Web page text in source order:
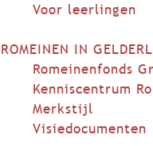
Voor leerlingen
ROMEINEN IN
Romeinenfonds
Kenniscentrum
Merkstijl
Visiedocumenten